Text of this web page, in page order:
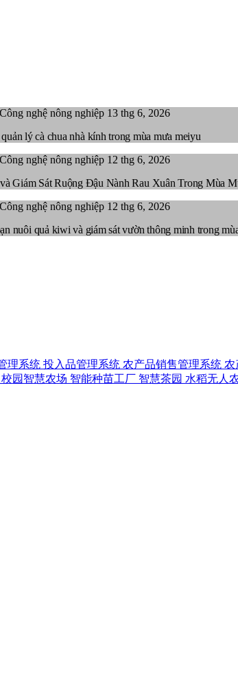
Công nghệ nông nghiệp 13 thg 6, 2026
lý cà chua nhà kính trong mùa mưa meiyu
Công nghệ nông nghiệp 12 thg 6, 2026
Giám Sát Ruộng Đậu Nành Rau Xuân Trong Mùa
Công nghệ nông nghiệp 12 thg 6, 2026
nuôi quả kiwi và giám sát vườn thông minh trong
理系统 投入品管理系统 农产品销售管理系统 农
校园智慧农场 智能种苗工厂 智慧茶园 水稻无人